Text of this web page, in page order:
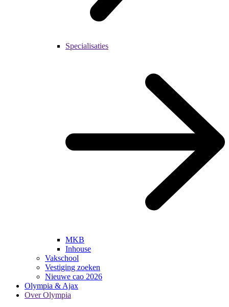
Specialisaties
MKB
Inhouse
Vakschool
Vestiging zoeken
Nieuwe cao 2026
Olympia & Ajax
Over Olympia